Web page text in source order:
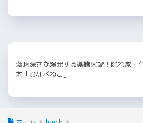
滋味深さが爆発する薬膳火鍋！隠れ家・
木「ひなべねこ」